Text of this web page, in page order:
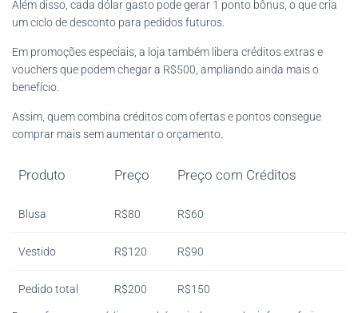
Além disso, cada dólar gasto pode gerar 1 ponto bônus, o que cria
um ciclo de desconto para pedidos futuros.
Em promoções especiais, a loja também libera créditos extras e
vouchers que podem chegar a R$500, ampliando ainda mais o
benefício.
Assim, quem combina créditos com ofertas e pontos consegue
comprar mais sem aumentar o orçamento.
Produto Preço Preço com Créditos
Blusa R$80 R$60
Vestido R$120 R$90
Pedido total R$200 R$150